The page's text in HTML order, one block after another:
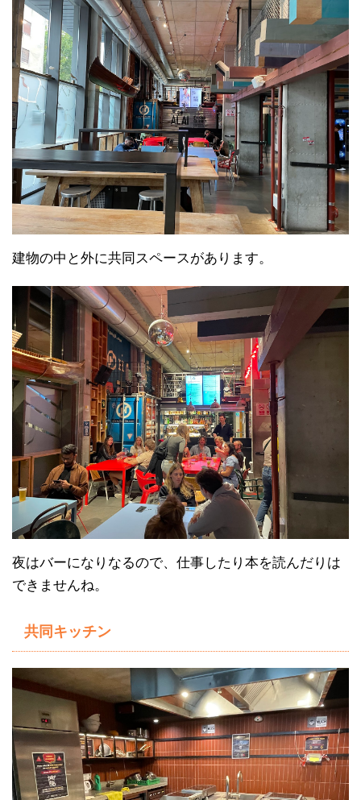
建物の中と外に共同スペースがあります。
夜はバーになりなるので、仕事したり本を読んだりは
できませんね。
共同キッチン